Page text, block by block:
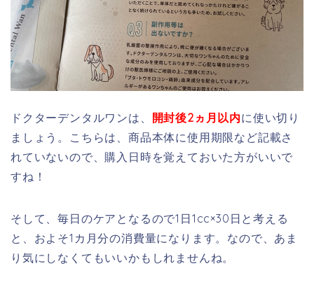
ドクターデンタルワンは、 開封後2ヵ月以内に使い切り
ましょう。こちらは、商品本体に使用期限など記載さ
れていないので、購入日時を覚えておいた方がいいで
すね！
そして、毎日のケアとなるので1日1cc×30日と考える
と、およそ1カ月分の消費量になります。なので、あま
り気にしなくてもいいかもしれませんね。